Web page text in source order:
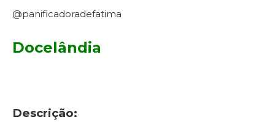
@panificadoradefatima
Docelândia
Descrição: